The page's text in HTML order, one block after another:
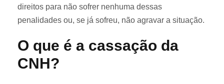
direitos para não sofrer nenhuma dessas
penalidades ou, se já sofreu, não agravar a situação.
O que é a cassação da
CNH?